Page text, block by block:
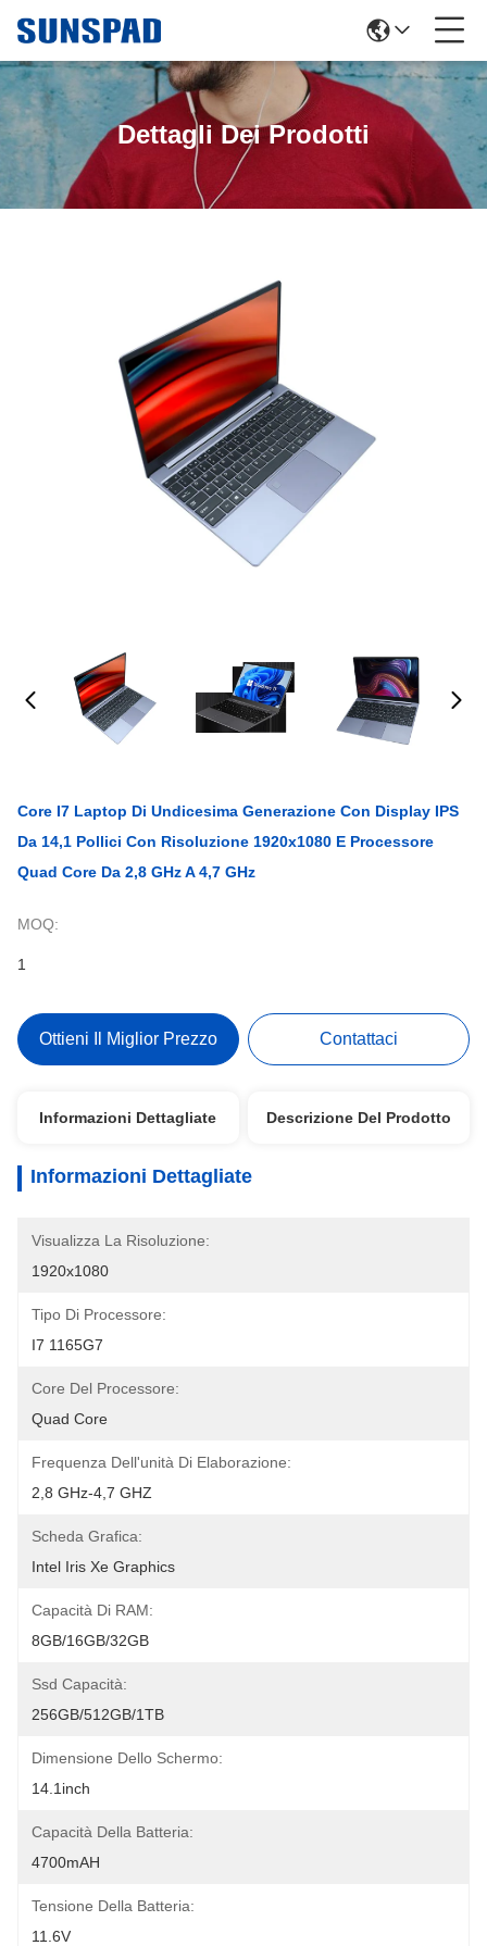
Dettagli Dei Prodotti
Core I7 Laptop Di Undicesima Generazione Con Display IPS
Da 14,1 Pollici Con Risoluzione 1920x1080 E Processore
Quad Core Da 2,8 GHz A 4,7 GHz
MOQ:
1
Ottieni Il Miglior Prezzo Contattaci
Informazioni Dettagliate Descrizione Del Prodotto
Informazioni Dettagliate
Visualizza La Risoluzione:
1920x1080
Tipo Di Processore:
I7 1165G7
Core Del Processore:
Quad Core
Frequenza Dell'unità Di Elaborazione:
2,8 GHz-4,7 GHZ
Scheda Grafica:
Intel Iris Xe Graphics
Capacità Di RAM:
8GB/16GB/32GB
Ssd Capacità:
256GB/512GB/1TB
Dimensione Dello Schermo:
14.1inch
Capacità Della Batteria:
4700mAH
Tensione Della Batteria:
11.6V